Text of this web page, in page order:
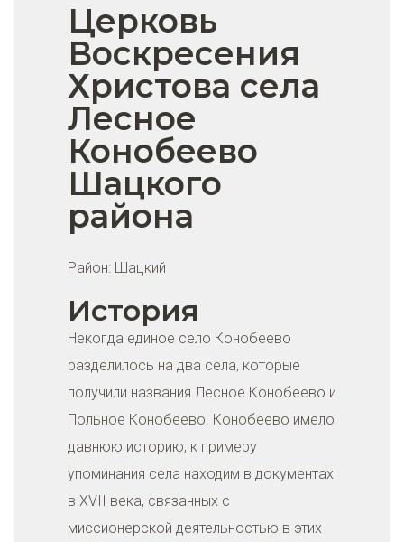
Церковь
Воскресения
Христова села
Лесное
Конобеево
Шацкого
района
Район: Шацкий
История
Некогда единое село Конобеево
разделилось на два села, которые
получили названия Лесное Конобеево и
Польное Конобеево. Конобеево имело
давнюю историю, к примеру
упоминания села находим в документах
в XVII века, связанных с
миссионерской деятельностью в этих